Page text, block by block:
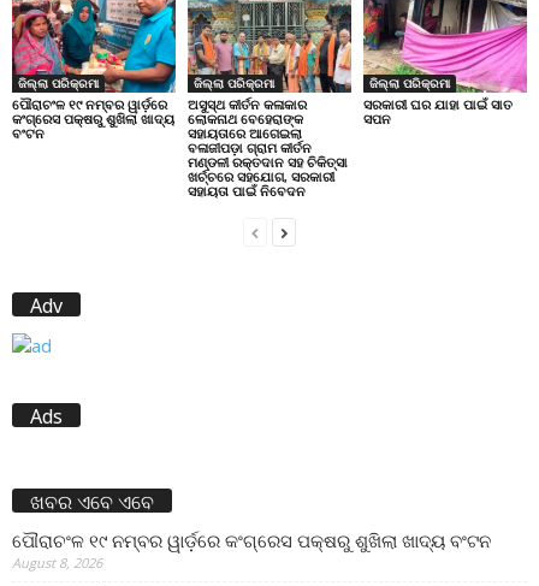
ଜିଲ୍ଲା ପରିକ୍ରମା
ପୌରାଚଂଳ ୧୯ ନମ୍ବର ୱାର୍ଡ଼ରେ
କଂଗ୍ରେସ ପକ୍ଷରୁ ଶୁଖିଲା ଖାଦ୍ୟ
ବଂଟନ
ଜିଲ୍ଲା ପରିକ୍ରମା
ଅସୁସ୍ଥ କୀର୍ତନ କଳାକାର
ଲୋକନାଥ ବେହେରାଙ୍କ
ସହାୟତାରେ ଆଗେଇଲା
ବଳାଜୀପଡ଼ା ଗ୍ରାମ କୀର୍ତନ
ମଣ୍ଡଳୀ ରକ୍ତଦାନ ସହ ଚିକିତ୍ସା
ଖର୍ଚ୍ଚରେ ସହଯୋଗ, ସରକାରୀ
ସହାୟତା ପାଇଁ ନିବେଦନ
ଜିଲ୍ଲା ପରିକ୍ରମା
ସରକାରୀ ଘର ଯାହା ପାଇଁ ସାତ
ସପନ
Adv
Ads
ଖବର ଏବେ ଏବେ
ପୌରାଚଂଳ ୧୯ ନମ୍ବର ୱାର୍ଡ଼ରେ କଂଗ୍ରେସ ପକ୍ଷରୁ ଶୁଖିଲା ଖାଦ୍ୟ ବଂଟନ
August 8, 2026